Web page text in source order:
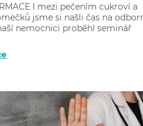
I mezi pečením cukroví a
jsme si našli čas na
nemocnici proběhl seminář